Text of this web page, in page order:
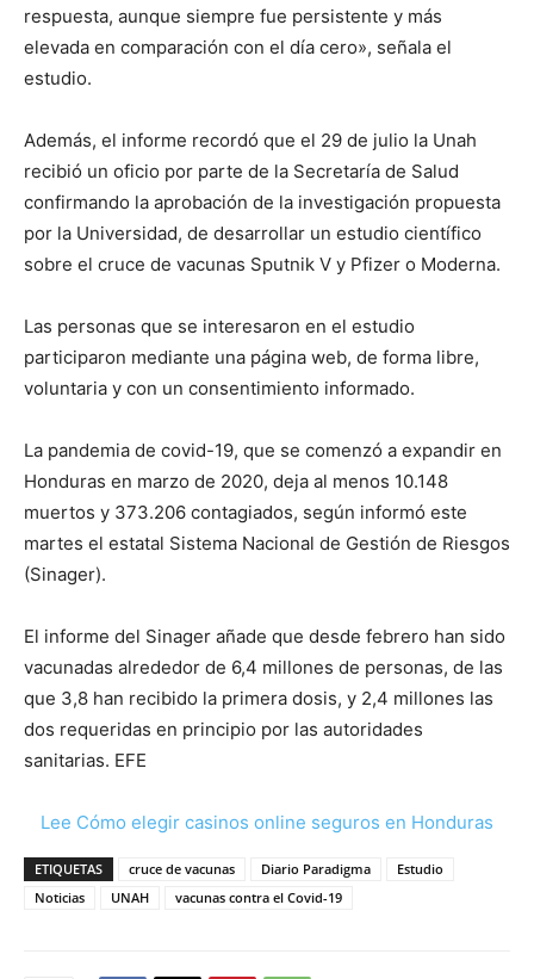
respuesta, aunque siempre fue persistente y más
elevada en comparación con el día cero», señala el
estudio.
Además, el informe recordó que el 29 de julio la Unah
recibió un oficio por parte de la Secretaría de Salud
confirmando la aprobación de la investigación propuesta
por la Universidad, de desarrollar un estudio científico
sobre el cruce de vacunas Sputnik V y Pfizer o Moderna.
Las personas que se interesaron en el estudio
participaron mediante una página web, de forma libre,
voluntaria y con un consentimiento informado.
La pandemia de covid-19, que se comenzó a expandir en
Honduras en marzo de 2020, deja al menos 10.148
muertos y 373.206 contagiados, según informó este
martes el estatal Sistema Nacional de Gestión de Riesgos
(Sinager).
El informe del Sinager añade que desde febrero han sido
vacunadas alrededor de 6,4 millones de personas, de las
que 3,8 han recibido la primera dosis, y 2,4 millones las
dos requeridas en principio por las autoridades
sanitarias. EFE
Lee Cómo elegir casinos online seguros en Honduras
ETIQUETAS cruce de vacunas Diario Paradigma
Estudio
Noticias
UNAH vacunas contra el Covid-19